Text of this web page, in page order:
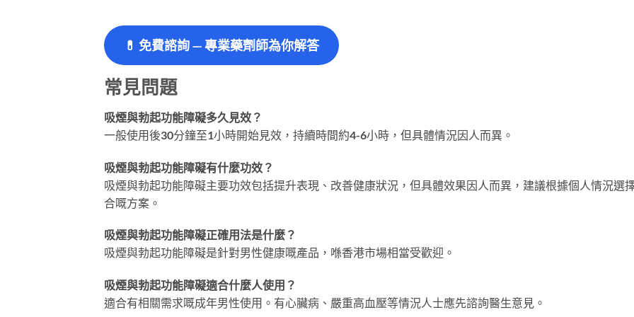
💊 免費諮詢 — 專業藥劑師為你解答
常見問題
吸煙與勃起功能障礙多久見效？
一般使用後30分鐘至1小時開始見效，持續時間約4-6小時，但具體情況因人而異。
吸煙與勃起功能障礙有什麼功效？
吸煙與勃起功能障礙主要功效包括提升表現、改善健康狀況，但具體效果因人而異，建議根據個人情況選
合嘅方案。
吸煙與勃起功能障礙正確用法是什麼？
吸煙與勃起功能障礙是針對男性健康嘅產品，喺香港市場相當受歡迎。
吸煙與勃起功能障礙適合什麼人使用？
適合有相關需求嘅成年男性使用。有心臟病、嚴重高血壓等情況人士應先諮詢醫生意見。